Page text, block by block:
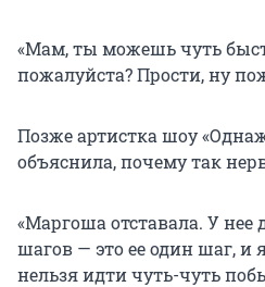
«Мам, ты можешь чуть
пожалуйста? Прости, ну
Позже артистка шоу
объяснила, почему так
«Маргоша отставала. У
шагов — это ее один шаг, и
нельзя идти чуть-чуть